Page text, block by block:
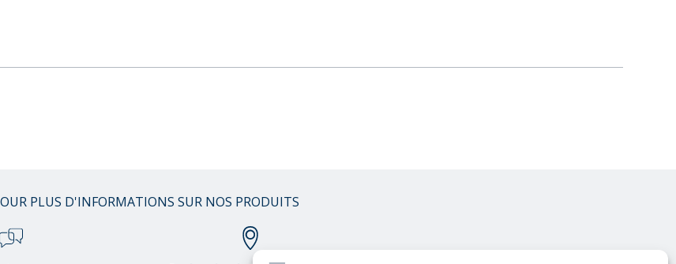
PLUS D'INFORMATIONS SUR NOS PRODUITS